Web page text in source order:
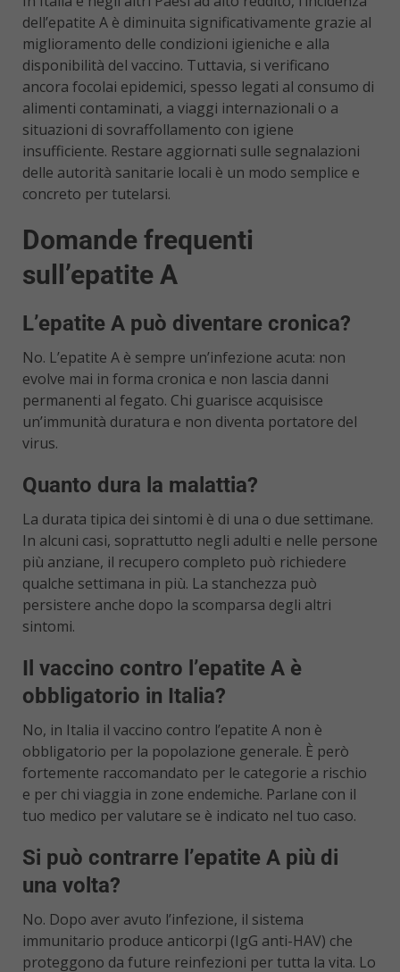
dell’epatite A è diminuita significativamente grazie al
miglioramento delle condizioni igieniche e alla
disponibilità del vaccino. Tuttavia, si verificano
ancora focolai epidemici, spesso legati al consumo di
alimenti contaminati, a viaggi internazionali o a
situazioni di sovraffollamento con igiene
insufficiente. Restare aggiornati sulle segnalazioni
delle autorità sanitarie locali è un modo semplice e
concreto per tutelarsi.
Domande frequenti
sull’epatite A
L’epatite A può diventare cronica?
No. L’epatite A è sempre un’infezione acuta: non
evolve mai in forma cronica e non lascia danni
permanenti al fegato. Chi guarisce acquisisce
un’immunità duratura e non diventa portatore del
virus.
Quanto dura la malattia?
La durata tipica dei sintomi è di una o due settimane.
In alcuni casi, soprattutto negli adulti e nelle persone
più anziane, il recupero completo può richiedere
qualche settimana in più. La stanchezza può
persistere anche dopo la scomparsa degli altri
sintomi.
Il vaccino contro l’epatite A è
obbligatorio in Italia?
No, in Italia il vaccino contro l’epatite A non è
obbligatorio per la popolazione generale. È però
fortemente raccomandato per le categorie a rischio
e per chi viaggia in zone endemiche. Parlane con il
tuo medico per valutare se è indicato nel tuo caso.
Si può contrarre l’epatite A più di
una volta?
No. Dopo aver avuto l’infezione, il sistema
immunitario produce anticorpi (IgG anti-HAV) che
proteggono da future reinfezioni per tutta la vita. Lo